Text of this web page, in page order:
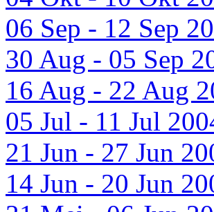
06 Sep - 12 Sep
30 Aug - 05 Sep
16 Aug - 22 Aug
05 Jul - 11 Jul
21 Jun - 27 Jun
14 Jun - 20 Jun